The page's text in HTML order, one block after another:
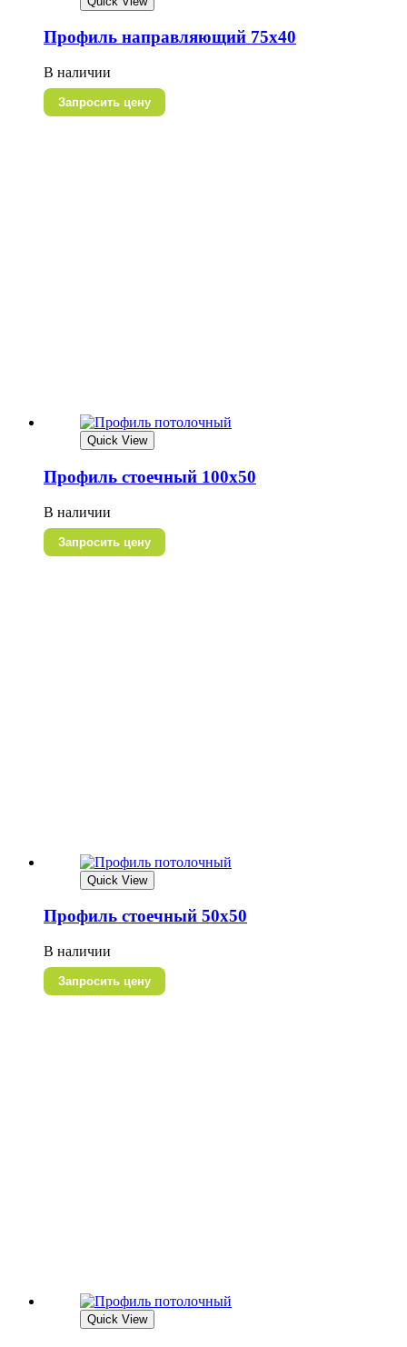
Профиль направляющий 75х40
В наличии
Запросить цену
Quick View
Профиль стоечный 100х50
В наличии
Запросить цену
Quick View
Профиль стоечный 50х50
В наличии
Запросить цену
Quick View